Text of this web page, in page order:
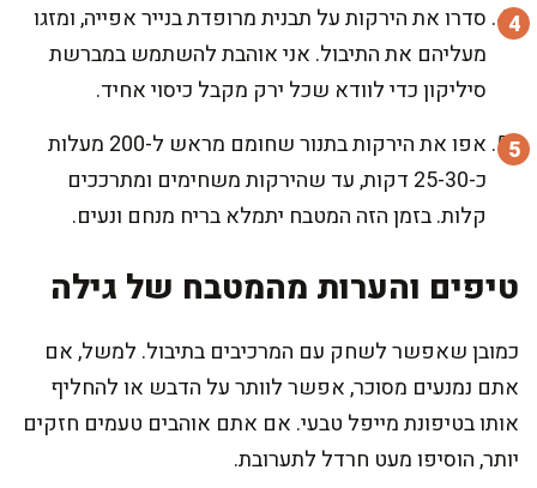
סדרו את הירקות על תבנית מרופדת בנייר אפייה, ומזגו
מעליהם את התיבול. אני אוהבת להשתמש במברשת
סיליקון כדי לוודא שכל ירק מקבל כיסוי אחיד.
אפו את הירקות בתנור שחומם מראש ל-200 מעלות
כ-25-30 דקות, עד שהירקות משחימים ומתרככים
קלות. בזמן הזה המטבח יתמלא בריח מנחם ונעים.
טיפים והערות מהמטבח של גילה
כמובן שאפשר לשחק עם המרכיבים בתיבול. למשל, אם
אתם נמנעים מסוכר, אפשר לוותר על הדבש או להחליף
אותו בטיפונת מייפל טבעי. אם אתם אוהבים טעמים חזקים
יותר, הוסיפו מעט חרדל לתערובת.